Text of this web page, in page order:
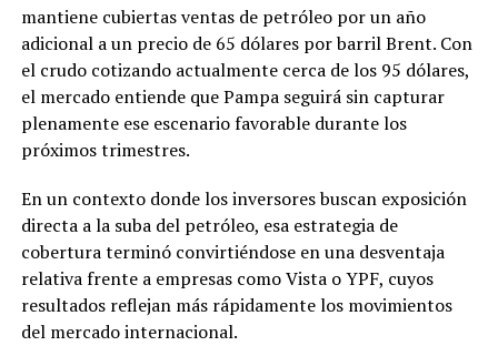
mantiene cubiertas ventas de petróleo por un año
adicional a un precio de 65 dólares por barril Brent. Con
el crudo cotizando actualmente cerca de los 95 dólares,
el mercado entiende que Pampa seguirá sin capturar
plenamente ese escenario favorable durante los
próximos trimestres.
En un contexto donde los inversores buscan exposición
directa a la suba del petróleo, esa estrategia de
cobertura terminó convirtiéndose en una desventaja
relativa frente a empresas como Vista o YPF, cuyos
resultados reflejan más rápidamente los movimientos
del mercado internacional.